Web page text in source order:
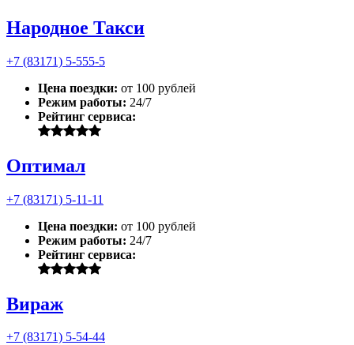
Народное Такси
+7 (83171) 5-555-5
Цена поездки: от 100 рублей
Режим работы: 24/7
Рейтинг сервиса:
Оптимал
+7 (83171) 5-11-11
Цена поездки: от 100 рублей
Режим работы: 24/7
Рейтинг сервиса:
Вираж
+7 (83171) 5-54-44